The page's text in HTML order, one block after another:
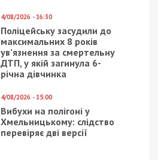
4/08/2026 - 16:30
Поліцейську засудили до
максимальних 8 років
ув’язнення за смертельну
ДТП, у якій загинула 6-
річна дівчинка
4/08/2026 - 15:00
Вибухи на полігоні у
Хмельницькому: слідство
перевіряє дві версії